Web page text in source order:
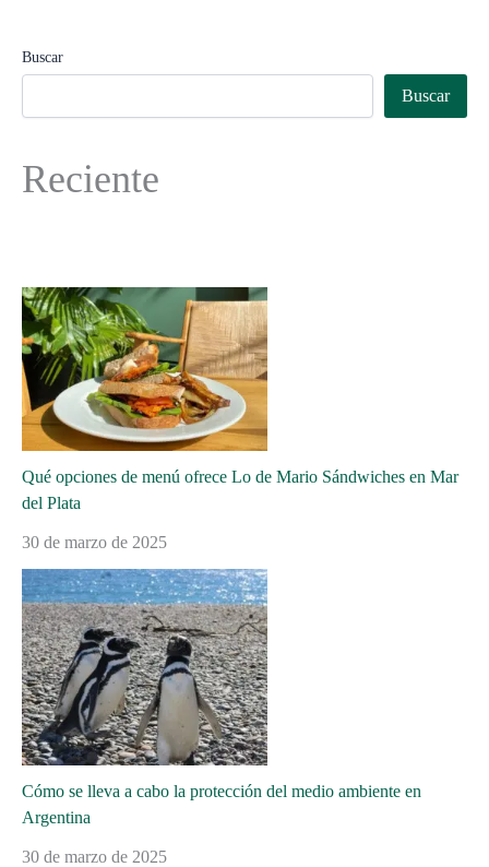
Buscar
Buscar
Reciente
Qué opciones de menú ofrece Lo de Mario Sándwiches en Mar
del Plata
30 de marzo de 2025
Cómo se lleva a cabo la protección del medio ambiente en
Argentina
30 de marzo de 2025